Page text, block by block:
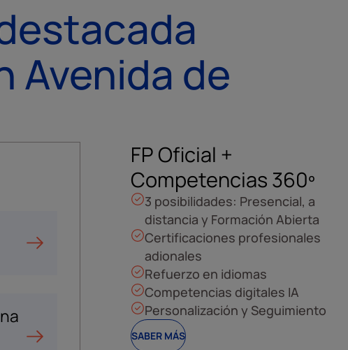
Avenida de
FP Oficial +
Competencias 360º
3 posibilidades: Presencial, a
distancia y Formación Abierta
Certificaciones profesionales
adionales
Refuerzo en idiomas
Competencias digitales IA
Personalización y Seguimiento
SABER MÁS